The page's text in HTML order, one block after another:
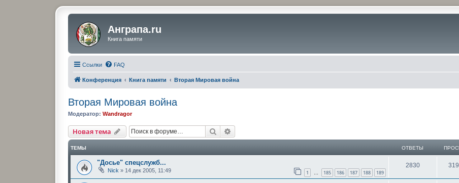
Анграпа.ru
Книга памяти
Ссылки FAQ
Конференция Книга памяти Вторая Мировая война
Вторая Мировая война
Модератор: Wandragor
Новая тема Поиск
ТЕМЫ ОТВЕТЫ
"Досье" спецслужб...
Nick » 14 дек 2005, 11:49 1 … 185 186 187 188 189
2830